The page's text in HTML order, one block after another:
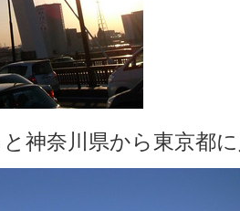
神奈川県から東京都